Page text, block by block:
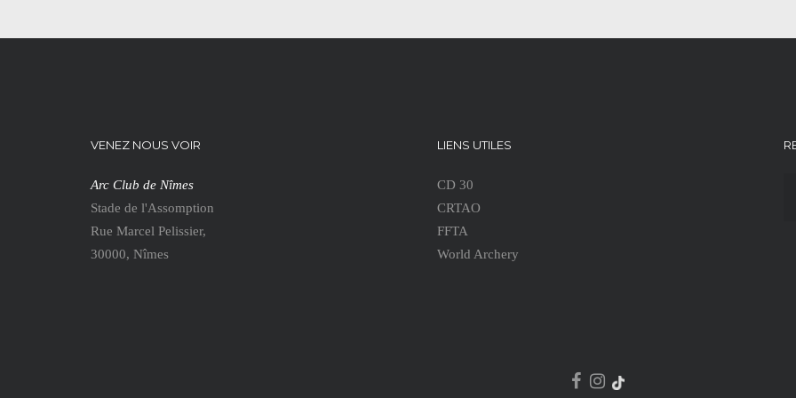
VENEZ NOUS VOIR
Arc Club de Nîmes
Stade de l'Assomption
Rue Marcel Pelissier,
30000, Nîmes
LIENS UTILES
CD 30
CRTAO
FFTA
World Archery